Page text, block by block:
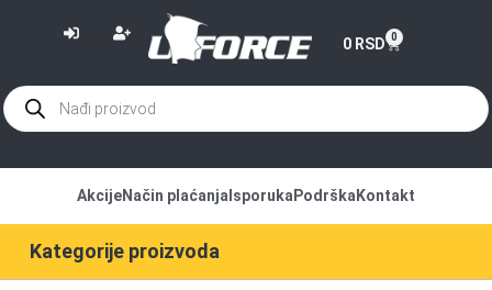
0 RSD 0
Kategorije proizvoda
AkcijeNačin plaćanja Isporuka Podrška Kontakt